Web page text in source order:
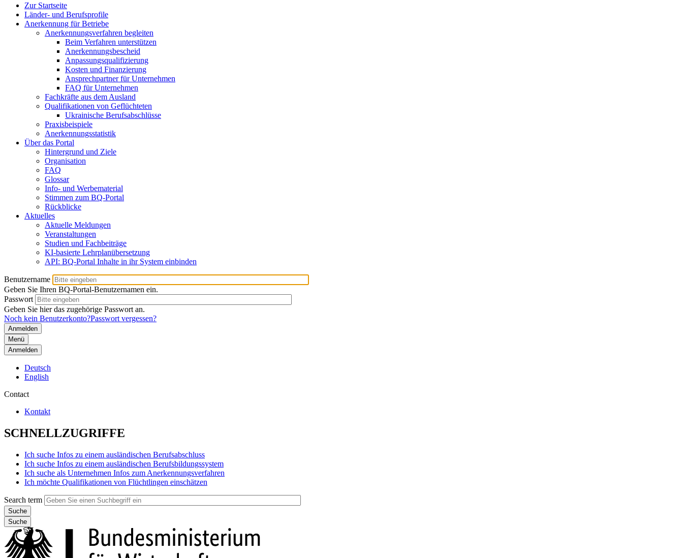
Zur Startseite
Länder- und Berufsprofile
Anerkennung für Betriebe
Anerkennungsverfahren begleiten
Beim Verfahren unterstützen
Anerkennungsbescheid
Anpassungsqualifizierung
Kosten und Finanzierung
Ansprechpartner für Unternehmen
FAQ für Unternehmen
Fachkräfte aus dem Ausland
Qualifikationen von Geflüchteten
Ukrainische Berufsabschlüsse
Praxisbeispiele
Anerkennungsstatistik
Über das Portal
Hintergrund und Ziele
Organisation
FAQ
Glossar
Info- und Werbematerial
Stimmen zum BQ-Portal
Rückblicke
Aktuelles
Aktuelle Meldungen
Veranstaltungen
Studien und Fachbeiträge
KI-basierte Lehrplanübersetzung
API: BQ-Portal Inhalte in ihr System einbinden
Benutzername
Geben Sie Ihren BQ-Portal-Benutzernamen ein.
Passwort
Geben Sie hier das zugehörige Passwort an.
Noch kein Benutzerkonto?Passwort vergessen?
Menü
Anmelden
Deutsch
English
Contact
Kontakt
SCHNELLZUGRIFFE
Ich suche Infos zu einem ausländischen Berufsabschluss
Ich suche Infos zu einem ausländischen Berufsbildungssystem
Ich suche als Unternehmen Infos zum Anerkennungsverfahren
Ich möchte Qualifikationen von Flüchtlingen einschätzen
Search term
Suche